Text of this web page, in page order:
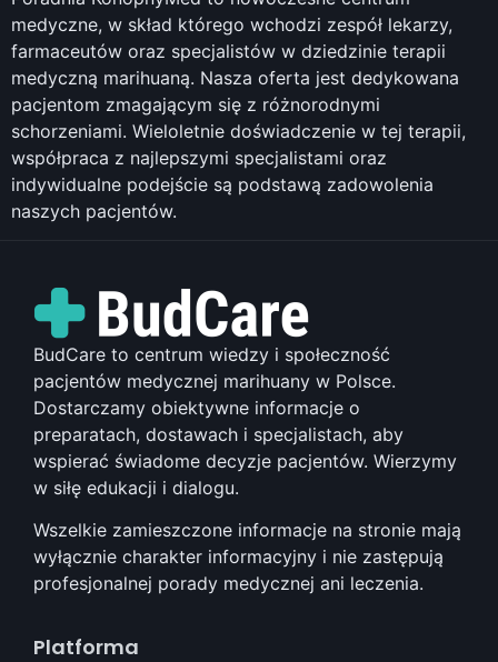
medyczne, w skład którego wchodzi zespół lekarzy,
farmaceutów oraz specjalistów w dziedzinie terapii
medyczną marihuaną. Nasza oferta jest dedykowana
pacjentom zmagającym się z różnorodnymi
schorzeniami. Wieloletnie doświadczenie w tej terapii,
współpraca z najlepszymi specjalistami oraz
indywidualne podejście są podstawą zadowolenia
naszych pacjentów.
BudCare to centrum wiedzy i społeczność
pacjentów medycznej marihuany w Polsce.
Dostarczamy obiektywne informacje o
preparatach, dostawach i specjalistach, aby
wspierać świadome decyzje pacjentów. Wierzymy
w siłę edukacji i dialogu.
Wszelkie zamieszczone informacje na stronie mają
wyłącznie charakter informacyjny i nie zastępują
profesjonalnej porady medycznej ani leczenia.
Platforma